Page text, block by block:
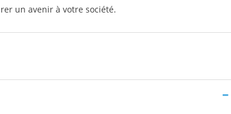
un avenir à votre société.